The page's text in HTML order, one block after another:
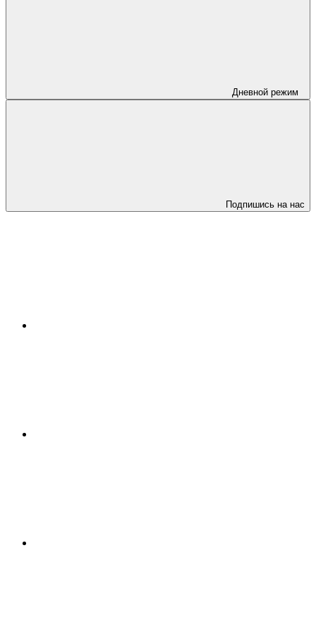
Дневной режим
Подпишись на нас